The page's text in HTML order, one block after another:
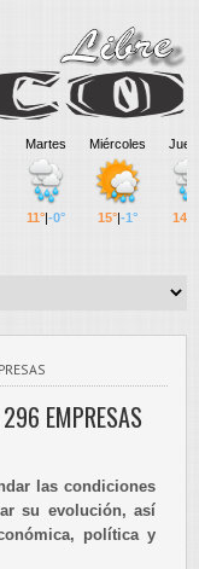
EMPRESAS
las condiciones
su evolución, así
política y